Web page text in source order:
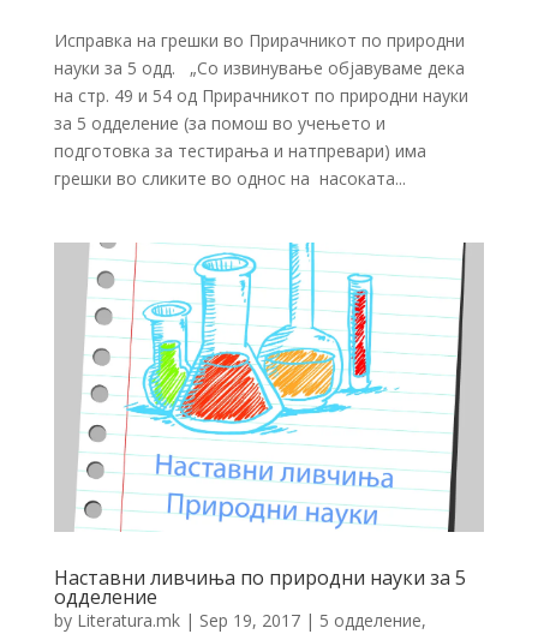
Исправка на грешки во Прирачникот по природни
науки за 5 одд. „Со извинување објавуваме дека
на стр. 49 и 54 од Прирачникот по природни науки
за 5 одделение (за помош во учењето и
подготовка за тестирања и натпревари) има
грешки во сликите во однос на насоката...
Наставни ливчиња по природни науки за 5
одделение
by Literatura.mk| Sep 19, 2017| 5 одделение,